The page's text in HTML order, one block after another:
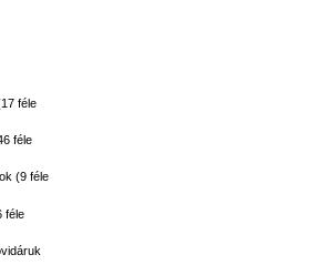
féle
féle
(9 féle
féle